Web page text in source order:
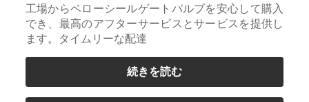
工場からベローシールゲートバルブを安心して購入
でき、最高のアフターサービスとサービスを提供し
ます。タイムリーな配達
続きを読む